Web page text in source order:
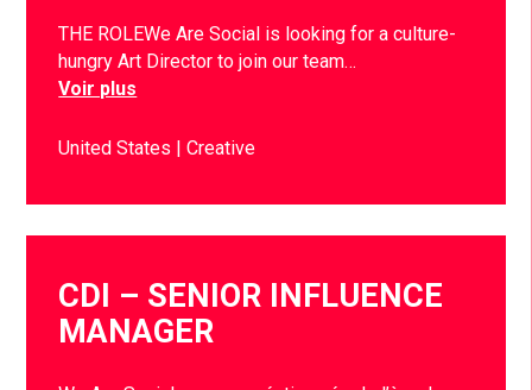
THE ROLEWe Are Social is looking for a culture-
hungry Art Director to join our team…
Voir plus
United States Creative
CDI – SENIOR INFLUENCE
MANAGER